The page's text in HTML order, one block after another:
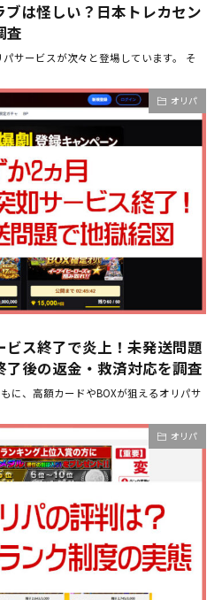
は怪しい？日本トレカセン
査
サービスが次々と登場しています。 そ
オリパ
ス終了で炎上！未発送問題
了後の返金・救済対応を調査
に、高額カードやBOXが狙えるオリパサ
オリパ